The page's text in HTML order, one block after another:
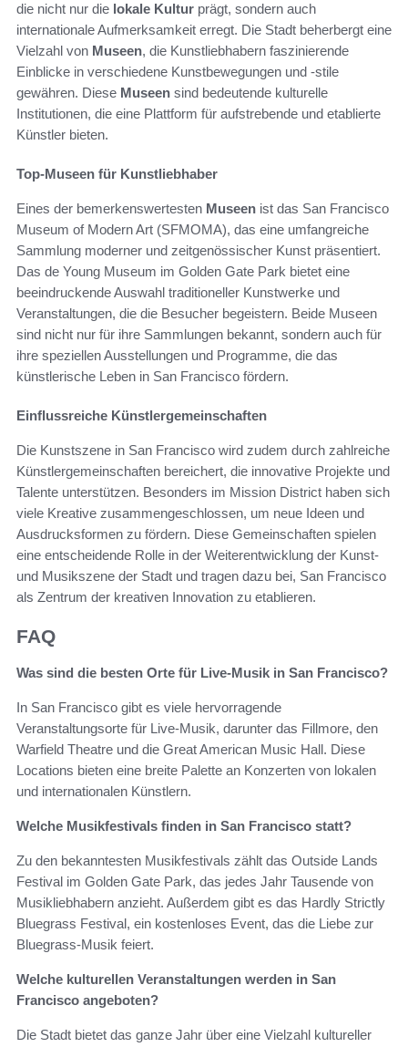
die nicht nur die lokale Kultur prägt, sondern auch
internationale Aufmerksamkeit erregt. Die Stadt beherbergt eine
Vielzahl von Museen, die Kunstliebhabern faszinierende
Einblicke in verschiedene Kunstbewegungen und -stile
gewähren. Diese Museen sind bedeutende kulturelle
Institutionen, die eine Plattform für aufstrebende und etablierte
Künstler bieten.
Top-Museen für Kunstliebhaber
Eines der bemerkenswertesten Museen ist das San Francisco
Museum of Modern Art (SFMOMA), das eine umfangreiche
Sammlung moderner und zeitgenössischer Kunst präsentiert.
Das de Young Museum im Golden Gate Park bietet eine
beeindruckende Auswahl traditioneller Kunstwerke und
Veranstaltungen, die die Besucher begeistern. Beide Museen
sind nicht nur für ihre Sammlungen bekannt, sondern auch für
ihre speziellen Ausstellungen und Programme, die das
künstlerische Leben in San Francisco fördern.
Einflussreiche Künstlergemeinschaften
Die Kunstszene in San Francisco wird zudem durch zahlreiche
Künstlergemeinschaften bereichert, die innovative Projekte und
Talente unterstützen. Besonders im Mission District haben sich
viele Kreative zusammengeschlossen, um neue Ideen und
Ausdrucksformen zu fördern. Diese Gemeinschaften spielen
eine entscheidende Rolle in der Weiterentwicklung der Kunst-
und Musikszene der Stadt und tragen dazu bei, San Francisco
als Zentrum der kreativen Innovation zu etablieren.
FAQ
Was sind die besten Orte für Live-Musik in San Francisco?
In San Francisco gibt es viele hervorragende
Veranstaltungsorte für Live-Musik, darunter das Fillmore, den
Warfield Theatre und die Great American Music Hall. Diese
Locations bieten eine breite Palette an Konzerten von lokalen
und internationalen Künstlern.
Welche Musikfestivals finden in San Francisco statt?
Zu den bekanntesten Musikfestivals zählt das Outside Lands
Festival im Golden Gate Park, das jedes Jahr Tausende von
Musikliebhabern anzieht. Außerdem gibt es das Hardly Strictly
Bluegrass Festival, ein kostenloses Event, das die Liebe zur
Bluegrass-Musik feiert.
Welche kulturellen Veranstaltungen werden in San
Francisco angeboten?
Die Stadt bietet das ganze Jahr über eine Vielzahl kultureller